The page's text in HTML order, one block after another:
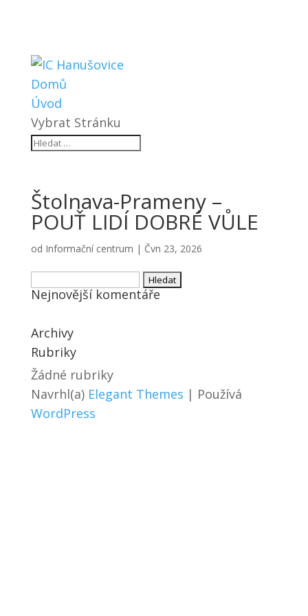
Domů
Úvod
Vybrat Stránku
Štolnava-Prameny –
POUŤ LIDÍ DOBRÉ VŮLE
od Informační centrum | Čvn 23, 2026
Vyhledávání
Nejnovější komentáře
Archivy
Rubriky
Žádné rubriky
Navrhl(a) Elegant Themes | Používá
WordPress